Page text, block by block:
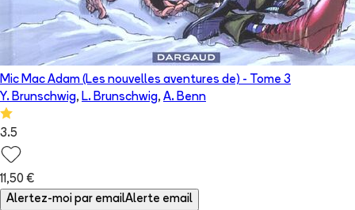
Mic Mac Adam (Les nouvelles aventures de) - Tome 3
Y. Brunschwig, L. Brunschwig, A. Benn
3.5
11,50 €
Alertez-moi par emailAlerte email